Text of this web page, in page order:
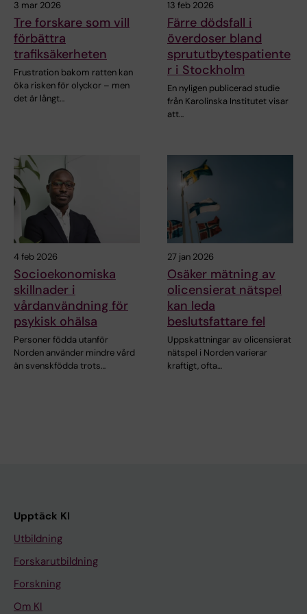
3 mar 2026
Tre forskare som vill
förbättra
trafiksäkerheten
Frustration bakom ratten kan
öka risken för olyckor – men
det är långt…
13 feb 2026
Färre dödsfall i
överdoser bland
sprututbytespatiente
r i Stockholm
En nyligen publicerad studie
från Karolinska Institutet visar
att…
4 feb 2026
Socioekonomiska
skillnader i
vårdanvändning för
psykisk ohälsa
Personer födda utanför
Norden använder mindre vård
än svenskfödda trots…
27 jan 2026
Osäker mätning av
olicensierat nätspel
kan leda
beslutsfattare fel
Uppskattningar av olicensierat
nätspel i Norden varierar
kraftigt, ofta…
Upptäck KI
Utbildning
Forskarutbildning
Forskning
Om KI